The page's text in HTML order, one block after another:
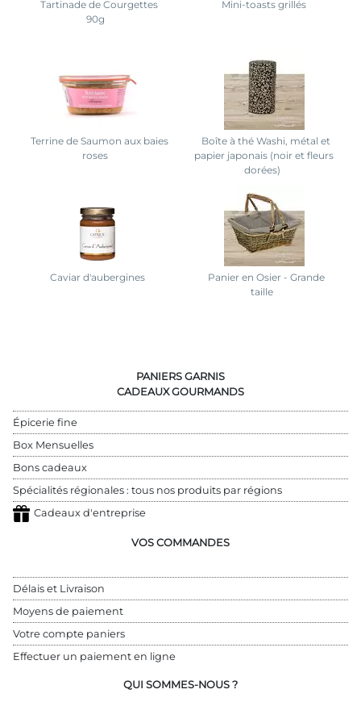
Tartinade de Courgettes
90g
Mini-toasts grillés
Terrine de Saumon aux baies
roses
Boîte à thé Washi, métal et
papier japonais (noir et fleurs
dorées)
Caviar d'aubergines
Panier en Osier - Grande
taille
PANIERS GARNIS
CADEAUX GOURMANDS
Épicerie fine
Box Mensuelles
Bons cadeaux
Spécialités régionales : tous nos produits par régions
Cadeaux d'entreprise
VOS COMMANDES
Délais et Livraison
Moyens de paiement
Votre compte paniers
Effectuer un paiement en ligne
QUI SOMMES-NOUS ?